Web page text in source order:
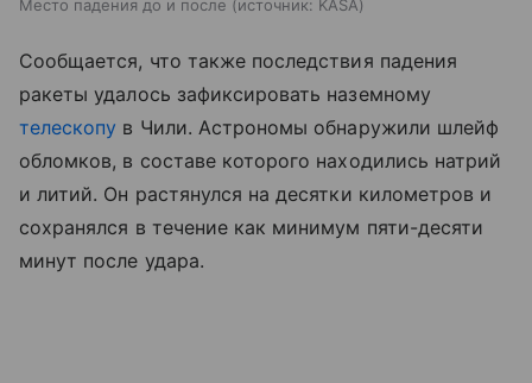
Место падения до и после источник: KASA
Сообщается, что также последствия падения
ракеты удалось зафиксировать наземному
телескопу в Чили. Астрономы обнаружили шлейф
обломков, в составе которого находились натрий
и литий. Он растянулся на десятки километров и
сохранялся в течение как минимум пяти-десяти
минут после удара.